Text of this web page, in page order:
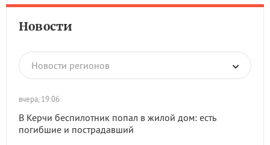
Новости
Новости регионов
вчера, 19:06
В Керчи беспилотник попал в жилой дом: есть
погибшие и пострадавший